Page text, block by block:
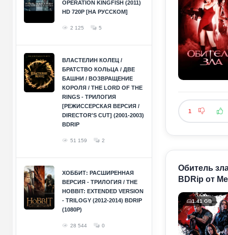
OPERATION KINGFISH (2011)
HD 720P [НА РУССКОМ]
2 125 5
ВЛАСТЕЛИН КОЛЕЦ /
БРАТСТВО КОЛЬЦА / ДВЕ
БАШНИ / ВОЗВРАЩЕНИЕ
КОРОЛЯ / THE LORD OF THE
RINGS - ТРИЛОГИЯ
[РЕЖИССЕРСКАЯ ВЕРСИЯ /
DIRECTOR'S CUT] (2001-2003)
BDRIP
51 159 2
ХОББИТ: РАСШИРЕННАЯ
ВЕРСИЯ - ТРИЛОГИЯ / THE
HOBBIT: EXTENDED VERSION
- TRILOGY (2012-2014) BDRIP
(1080P)
28 544 0
1
Обитель
BDRip от
1.41 GB